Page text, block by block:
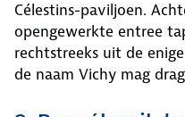
Célestins-paviljoen.
opengewerkte entree
rechtstreeks uit de
de naam Vichy mag